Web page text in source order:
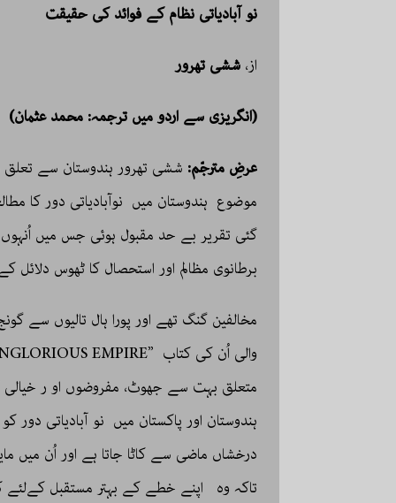
نو آبادیاتی نظام کے فوائد کی حقیقت
از، ششی تھرور
(انگریزی سے اردو میں ترجمہ: محمد عثمان)
عرضِ مترجّم: ششی تھرور ہندوستان سے تعلق
مو‌ضوع ہندوستان میں نوآبادیاتی دور کا
گئی تقریر بے حد مقبول ہوئی جس میں
برطانوی مظالم اور استحصال کا ٹھوس دلائل
مخالفین گنگ تھے اور پورا ہال تالیوں سے
متعلق بہت سے جھوٹ، مفروضوں او ر
ہندوستان اور پاکستان میں نو آبادیاتی دور
درخشاں ماضی سے کاٹا جاتا ہے اور اُن میں
تاکہ وہ اپنے خطے کے بہتر مستقبل